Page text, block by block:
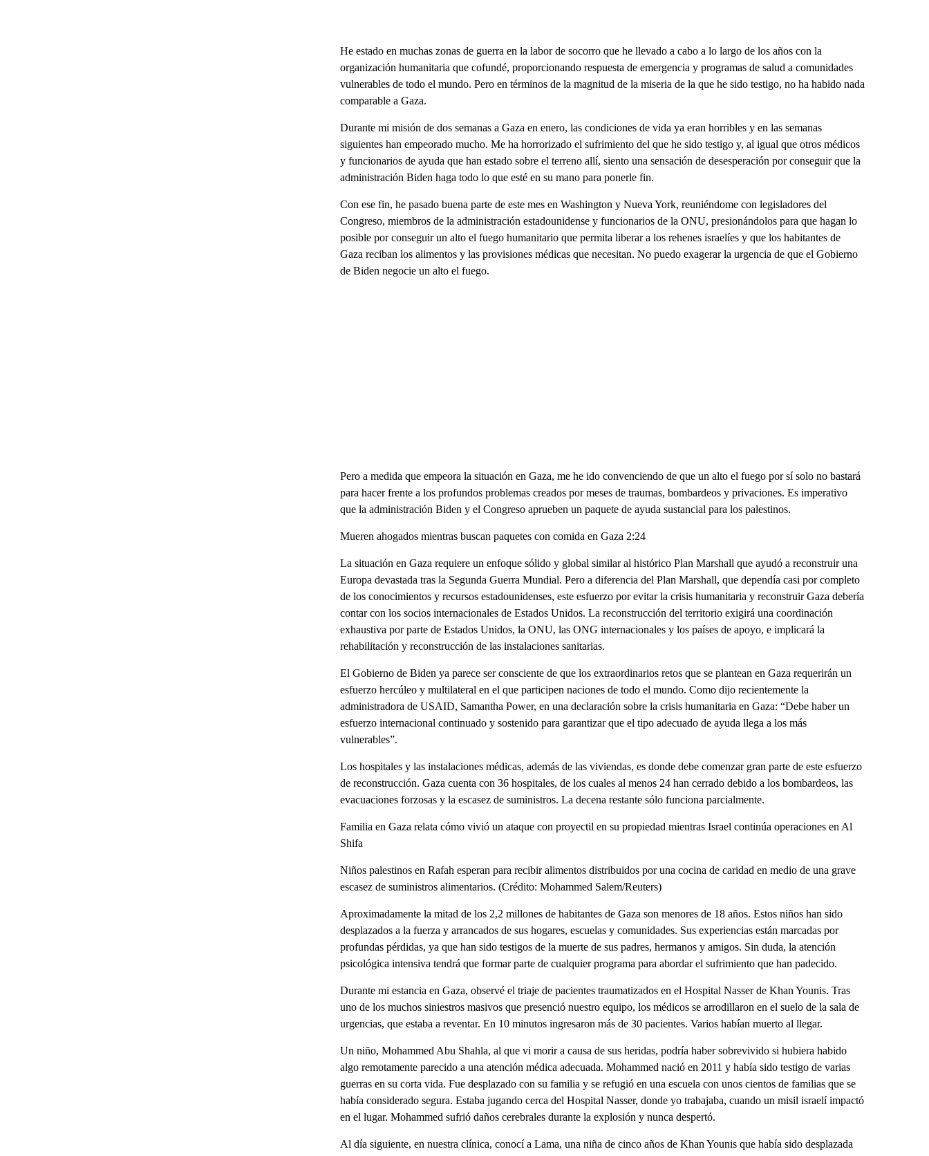
He estado en muchas zonas de guerra en la labor de socorro que he llevado a cabo a lo largo de los años con la
organización humanitaria que cofundé, proporcionando respuesta de emergencia y programas de salud a comunidades
vulnerables de todo el mundo. Pero en términos de la magnitud de la miseria de la que he sido testigo, no ha habido nada
comparable a Gaza.
Durante mi misión de dos semanas a Gaza en enero, las condiciones de vida ya eran horribles y en las semanas
siguientes han empeorado mucho. Me ha horrorizado el sufrimiento del que he sido testigo y, al igual que otros médicos
y funcionarios de ayuda que han estado sobre el terreno allí, siento una sensación de desesperación por conseguir que la
administración Biden haga todo lo que esté en su mano para ponerle fin.
Con ese fin, he pasado buena parte de este mes en Washington y Nueva York, reuniéndome con legisladores del
Congreso, miembros de la administración estadounidense y funcionarios de la ONU, presionándolos para que hagan lo
posible por conseguir un alto el fuego humanitario que permita liberar a los rehenes israelíes y que los habitantes de
Gaza reciban los alimentos y las provisiones médicas que necesitan. No puedo exagerar la urgencia de que el Gobierno
de Biden negocie un alto el fuego.
Pero a medida que empeora la situación en Gaza, me he ido convenciendo de que un alto el fuego por sí solo no bastará
para hacer frente a los profundos problemas creados por meses de traumas, bombardeos y privaciones. Es imperativo
que la administración Biden y el Congreso aprueben un paquete de ayuda sustancial para los palestinos.
Mueren ahogados mientras buscan paquetes con comida en Gaza 2:24
La situación en Gaza requiere un enfoque sólido y global similar al histórico Plan Marshall que ayudó a reconstruir una
Europa devastada tras la Segunda Guerra Mundial. Pero a diferencia del Plan Marshall, que dependía casi por completo
de los conocimientos y recursos estadounidenses, este esfuerzo por evitar la crisis humanitaria y reconstruir Gaza debería
contar con los socios internacionales de Estados Unidos. La reconstrucción del territorio exigirá una coordinación
exhaustiva por parte de Estados Unidos, la ONU, las ONG internacionales y los países de apoyo, e implicará la
rehabilitación y reconstrucción de las instalaciones sanitarias.
El Gobierno de Biden ya parece ser consciente de que los extraordinarios retos que se plantean en Gaza requerirán un
esfuerzo hercúleo y multilateral en el que participen naciones de todo el mundo. Como dijo recientemente la
administradora de USAID, Samantha Power, en una declaración sobre la crisis humanitaria en Gaza: “Debe haber un
esfuerzo internacional continuado y sostenido para garantizar que el tipo adecuado de ayuda llega a los más
vulnerables”.
Los hospitales y las instalaciones médicas, además de las viviendas, es donde debe comenzar gran parte de este esfuerzo
de reconstrucción. Gaza cuenta con 36 hospitales, de los cuales al menos 24 han cerrado debido a los bombardeos, las
evacuaciones forzosas y la escasez de suministros. La decena restante sólo funciona parcialmente.
Familia en Gaza relata cómo vivió un ataque con proyectil en su propiedad mientras Israel continúa operaciones en Al
Shifa
Niños palestinos en Rafah esperan para recibir alimentos distribuidos por una cocina de caridad en medio de una grave
escasez de suministros alimentarios. (Crédito: Mohammed Salem/Reuters)
Aproximadamente la mitad de los 2,2 millones de habitantes de Gaza son menores de 18 años. Estos niños han sido
desplazados a la fuerza y arrancados de sus hogares, escuelas y comunidades. Sus experiencias están marcadas por
profundas pérdidas, ya que han sido testigos de la muerte de sus padres, hermanos y amigos. Sin duda, la atención
psicológica intensiva tendrá que formar parte de cualquier programa para abordar el sufrimiento que han padecido.
Durante mi estancia en Gaza, observé el triaje de pacientes traumatizados en el Hospital Nasser de Khan Younis. Tras
uno de los muchos siniestros masivos que presenció nuestro equipo, los médicos se arrodillaron en el suelo de la sala de
urgencias, que estaba a reventar. En 10 minutos ingresaron más de 30 pacientes. Varios habían muerto al llegar.
Un niño, Mohammed Abu Shahla, al que vi morir a causa de sus heridas, podría haber sobrevivido si hubiera habido
algo remotamente parecido a una atención médica adecuada. Mohammed nació en 2011 y había sido testigo de varias
guerras en su corta vida. Fue desplazado con su familia y se refugió en una escuela con unos cientos de familias que se
había considerado segura. Estaba jugando cerca del Hospital Nasser, donde yo trabajaba, cuando un misil israelí impactó
en el lugar. Mohammed sufrió daños cerebrales durante la explosión y nunca despertó.
Al día siguiente, en nuestra clínica, conocí a Lama, una niña de cinco años de Khan Younis que había sido desplazada